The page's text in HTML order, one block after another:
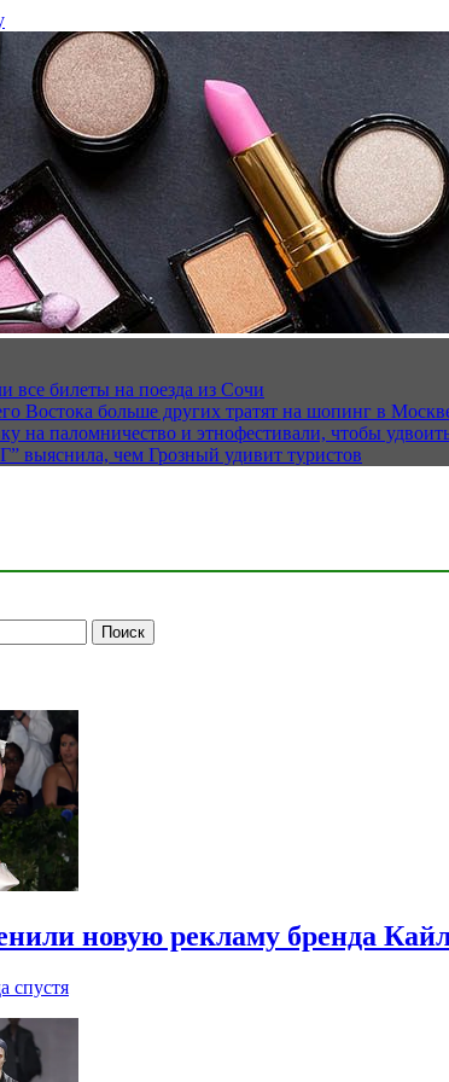
все билеты на поезда из Сочи
Востока больше других тратят на шопинг в
на паломничество и этнофестивали, чтобы
выяснила, чем Грозный удивит туристов
новую рекламу бренда
спустя